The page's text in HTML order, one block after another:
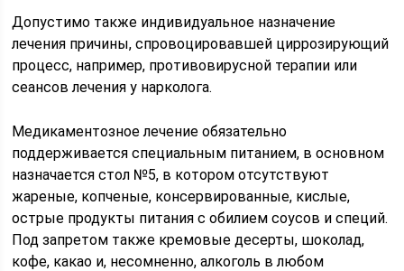
Допустимо также индивидуальное назначение
лечения причины, спровоцировавшей циррозирующий
процесс, например, противовирусной терапии или
сеансов лечения у нарколога.
Медикаментозное лечение обязательно
поддерживается специальным питанием, в основном
назначается стол №5, в котором отсутствуют
жареные, копченые, консервированные, кислые,
острые продукты питания с обилием соусов и специй.
Под запретом также кремовые десерты, шоколад,
кофе, какао и, несомненно, алкоголь в любом